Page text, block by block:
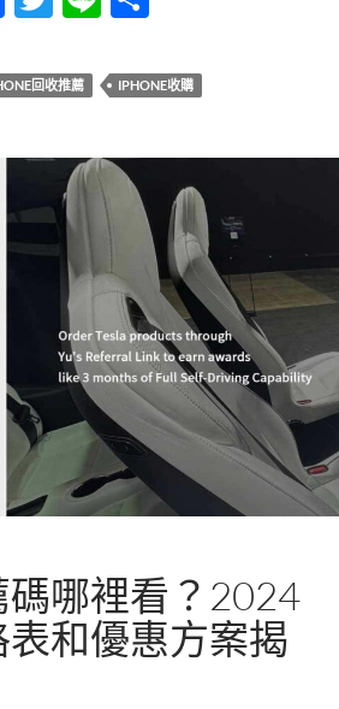
e
b
o
k
itt
er
e
回收推薦 IPHONE收購
哪裡看？2024
和優惠方案揭